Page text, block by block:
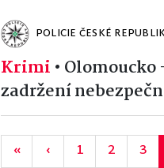
POLICIE ČESKÉ
Krimi • Olomoucko
zadržení
« ‹ 1 2 3